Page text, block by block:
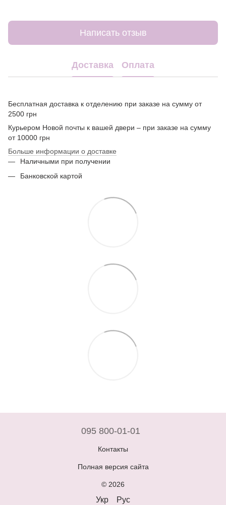
Написать отзыв
Доставка Оплата
Бесплатная доставка к отделению при заказе на сумму от
2500 грн
Курьером Новой почты к вашей двери – при заказе на сумму
от 10000 грн
Больше информации о доставке
Наличными при получении
Банковской картой
095 800-01-01
Контакты
Полная версия сайта
© 2026
Укр Рус